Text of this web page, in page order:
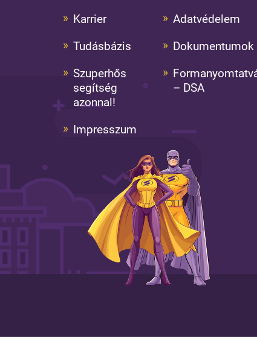
Karrier
Adatvédelem
Tudásbázis
Dokumentumok
Szuperhős
segítség
azonnal!
– DSA
Impresszum